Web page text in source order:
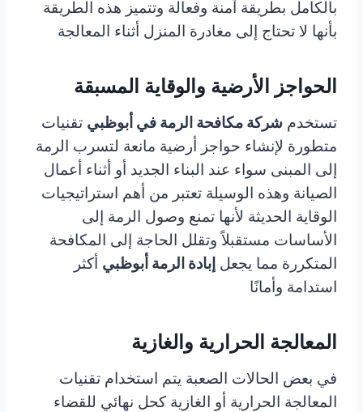
بالكامل بطريقة آمنة وفعالة وتتميز هذه الطريقة
بأنها لا تحتاج إلى مغادرة المنزل أثناء المعالجة
الحواجز الأرضية والوقاية المسبقة
تستخدم شركة مكافحة الرمة في أبوظبي تقنيات
متطورة لإنشاء حواجز أرضية مانعة لتسرب الرمة
إلى المبنى سواء عند البناء الجديد أو أثناء أعمال
الصيانة وهذه الوسيلة تعتبر من أهم استراتيجيات
الوقاية الحديثة لأنها تمنع وصول الرمة إلى
الأساسات مستقبلاً وتقلل الحاجة إلى المكافحة
المتكررة مما يجعل إبادة الرمة أبوظبي أكثر
استدامة وأمانًا
المعالجة الحرارية والغازية
في بعض الحالات الصعبة يتم استخدام تقنيات
المعالجة الحرارية أو الغازية كحل نهائي للقضاء